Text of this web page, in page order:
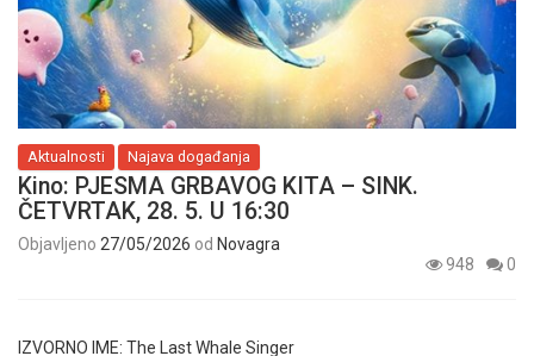
Aktualnosti Najava događanja
Kino: PJESMA GRBAVOG KITA – SINK.
ČETVRTAK, 28. 5. U 16:30
Objavljeno 27/05/2026 od Novagra
948
0
IZVORNO IME: The Last Whale Singer